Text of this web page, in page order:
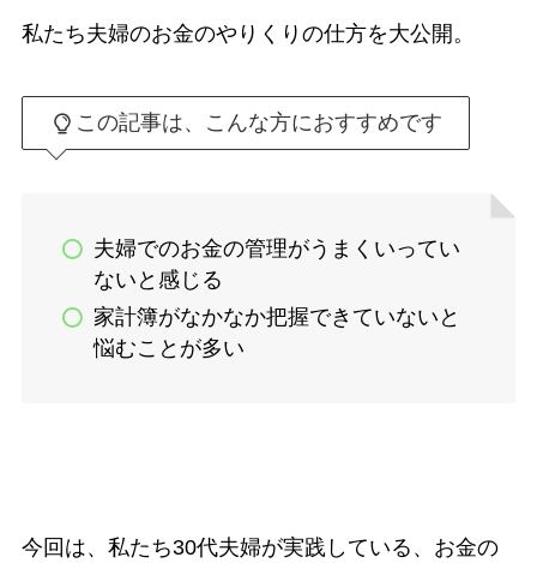
私たち夫婦のお金のやりくりの仕方を大公開。
この記事は、こんな方におすすめです
夫婦でのお金の管理がうまくいってい
ないと感じる
家計簿がなかなか把握できていないと
悩むことが多い
今回は、私たち30代夫婦が実践している、お金の